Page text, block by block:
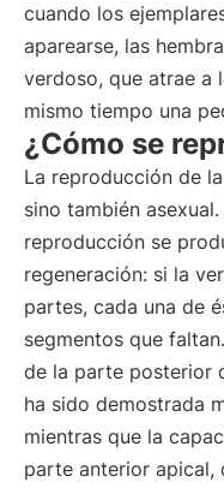
cuando los
aparearse, las
verdoso, que atrae a
mismo tiempo una
¿Cómo se
La reproducción de
sino también
reproducción se
regeneración: si la
partes, cada una de
segmentos que
de la parte posterior
ha sido demostrada
mientras que la
parte anterior apical,